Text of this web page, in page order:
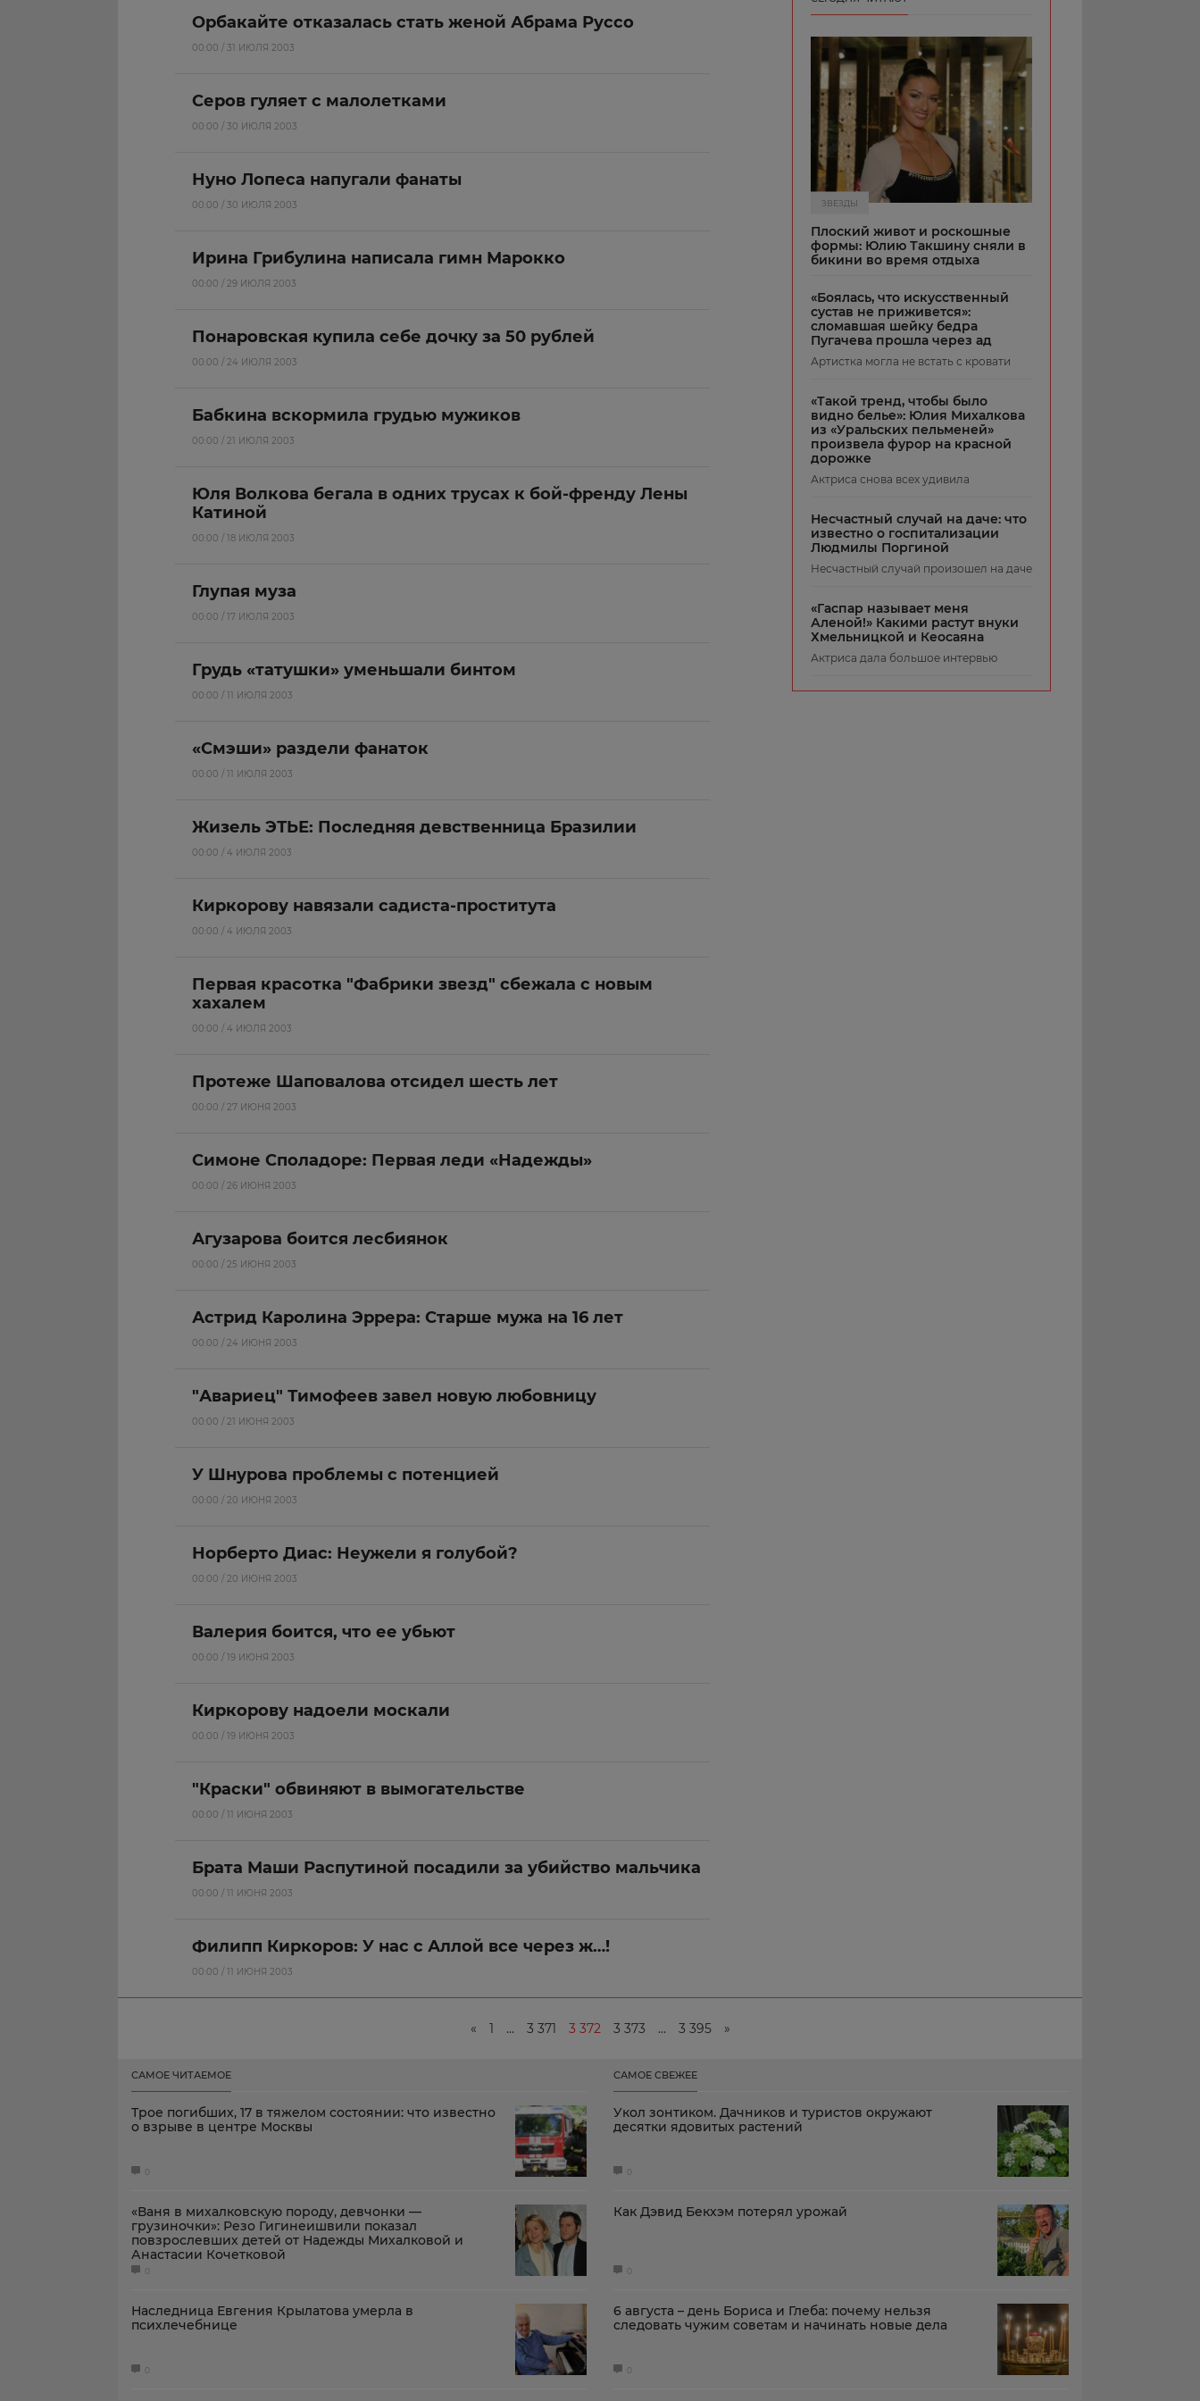
Орбакайте отказалась стать женой Абрама Руссо
00:00 / 31 ИЮЛЯ 2003
Серов гуляет с малолетками
00:00 / 30 ИЮЛЯ 2003
Нуно Лопеса напугали фанаты
00:00 / 30 ИЮЛЯ 2003
Ирина Грибулина написала гимн Марокко
00:00 / 29 ИЮЛЯ 2003
Понаровская купила себе дочку за 50 рублей
00:00 / 24 ИЮЛЯ 2003
Бабкина вскормила грудью мужиков
00:00 / 21 ИЮЛЯ 2003
Юля Волкова бегала в одних трусах к бой-френду Лены
Катиной
00:00 / 18 ИЮЛЯ 2003
Глупая муза
00:00 / 17 ИЮЛЯ 2003
Грудь «татушки» уменьшали бинтом
00:00 / 11 ИЮЛЯ 2003
«Смэши» раздели фанаток
00:00 / 11 ИЮЛЯ 2003
Жизель ЭТЬЕ: Последняя девственница Бразилии
00:00 / 4 ИЮЛЯ 2003
Киркорову навязали садиста-проститута
00:00 / 4 ИЮЛЯ 2003
Первая красотка "Фабрики звезд" сбежала с новым
хахалем
00:00 / 4 ИЮЛЯ 2003
Протеже Шаповалова отсидел шесть лет
00:00 / 27 ИЮНЯ 2003
Симоне Споладоре: Первая леди «Надежды»
00:00 / 26 ИЮНЯ 2003
Агузарова боится лесбиянок
00:00 / 25 ИЮНЯ 2003
Астрид Каролина Эррера: Старше мужа на 16 лет
00:00 / 24 ИЮНЯ 2003
"Авариец" Тимофеев завел новую любовницу
00:00 / 21 ИЮНЯ 2003
У Шнурова проблемы с потенцией
00:00 / 20 ИЮНЯ 2003
Норберто Диас: Неужели я голубой?
00:00 / 20 ИЮНЯ 2003
Валерия боится, что ее убьют
00:00 / 19 ИЮНЯ 2003
Киркорову надоели москали
00:00 / 19 ИЮНЯ 2003
"Краски" обвиняют в вымогательстве
00:00 / 11 ИЮНЯ 2003
Брата Маши Распутиной посадили за убийство мальчика
00:00 / 11 ИЮНЯ 2003
Филипп Киркоров: У нас с Аллой все через ж…!
00:00 / 11 ИЮНЯ 2003
ЗВЕЗДЫ
Плоский живот и роскошные
формы: Юлию Такшину сняли в
бикини во время отдыха
«Боялась, что искусственный
сустав не приживется»:
сломавшая шейку бедра
Пугачева прошла через ад
Артистка могла не встать с кровати
«Такой тренд, чтобы было
видно белье»: Юлия Михалкова
из «Уральских пельменей»
произвела фурор на красной
дорожке
Актриса снова всех удивила
Несчастный случай на даче: что
известно о госпитализации
Людмилы Поргиной
Несчастный случай произошел на даче
«Гаспар называет меня
Аленой!» Какими растут внуки
Хмельницкой и Кеосаяна
Актриса дала большое интервью
« 1 … 3 371 3 372 3 373 … 3 395 »
САМОЕ ЧИТАЕМОЕ
Трое погибших, 17 в тяжелом состоянии: что известно
о взрыве в центре Москвы
0
«Ваня в михалковскую породу, девчонки —
грузиночки»: Резо Гигинеишвили показал
повзрослевших детей от Надежды Михалковой и
Анастасии Кочетковой
0
Наследница Евгения Крылатова умерла в
психлечебнице
0
САМОЕ СВЕЖЕЕ
Укол зонтиком. Дачников и туристов окружают
десятки ядовитых растений
0
Как Дэвид Бекхэм потерял урожай
0
6 августа – день Бориса и Глеба: почему нельзя
следовать чужим советам и начинать новые дела
0